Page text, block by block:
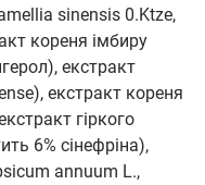
sinensis 0.Ktze,
кореня імбиру
екстракт
екстракт кореня
гіркого
6% сінефріна),
annuum L.,